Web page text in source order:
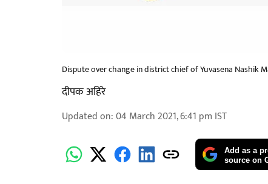
Dispute over change in district chief of Yuvasena Nashik
दीपक अहिरे
Updated on:04 March 2021, 6:41 pm IST
Add as a
source on